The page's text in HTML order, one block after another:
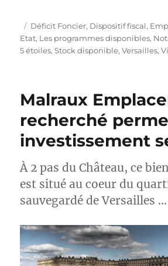
P
u
b
C
a
t
r
e
s
Déficit Foncier, Dispositif fiscal,
Etat, Les programmes disponibles,
5 étoiles,Stock disponible,Versailles,
Malraux
recherché
investissement
À 2 pas du Château, ce
est situé au coeur du
sauvegardé de Versailles …